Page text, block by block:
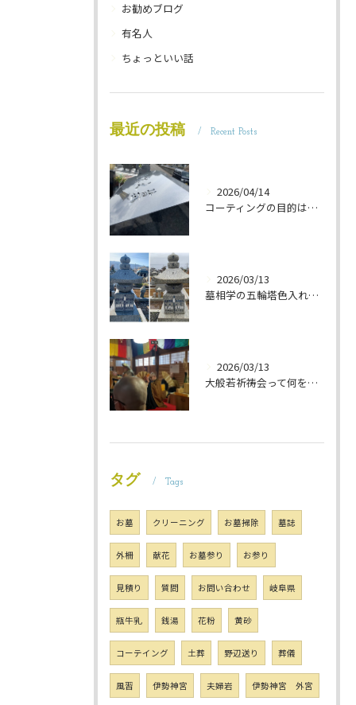
お勧めブログ
有名人
ちょっといい話
最近の投稿 Recent Posts
2026/04/14
コーティングの目的は 墓石を保護することです 岐阜のお墓掃除屋「磨き専隊」です
2026/03/13
墓相学の五輪塔色入れ 岐阜のお墓掃除屋「磨き専隊」です
2026/03/13
大般若祈祷会って何をするの？ 岐阜のお墓掃除屋「磨き専隊」です
タグ Tags
お墓 クリーニング お墓掃除 墓誌
外柵 献花 お墓参り お参り
見積り 質問 お問い合わせ 岐阜県
瓶牛乳 銭湯 花粉 黄砂
コーテイング 土葬 野辺送り 葬儀
風習 伊勢神宮 夫婦岩 伊勢神宮 外宮